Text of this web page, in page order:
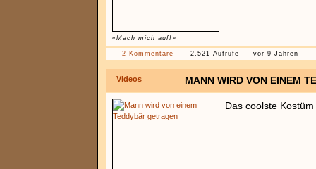
«Mach mich auf!»
2 Kommentare 2.521 Aufrufe vor 9 Jahren
Videos MANN WIRD VON EINEM
Das coolste